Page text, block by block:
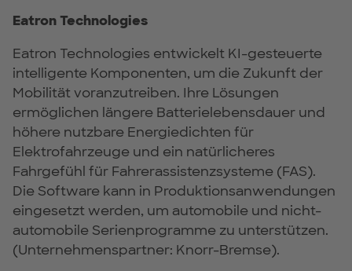
Eatron Technologies
Eatron Technologies entwickelt KI-gesteuerte
intelligente Komponenten, um die Zukunft der
Mobilität voranzutreiben. Ihre Lösungen
ermöglichen längere Batterielebensdauer und
höhere nutzbare Energiedichten für
Elektrofahrzeuge und ein natürlicheres
Fahrgefühl für Fahrerassistenzsysteme (FAS).
Die Software kann in Produktionsanwendungen
eingesetzt werden, um automobile und nicht-
automobile Serienprogramme zu unterstützen.
(Unternehmenspartner: Knorr-Bremse).